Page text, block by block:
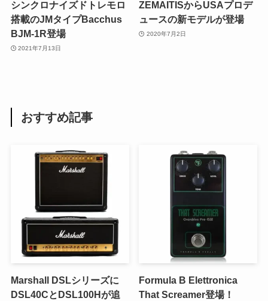
シンクロナイズドトレモロ
搭載のJMタイプBacchus
BJM-1R登場
2021年7月13日
ZEMAITISからUSAプロデ
ュースの新モデルが登場
2020年7月2日
おすすめ記事
Marshall DSLシリーズに
DSL40CとDSL100Hが追
Formula B Elettronica
That Screamer登場！